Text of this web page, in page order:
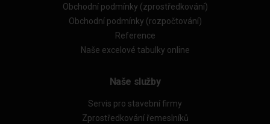
Obchodní podmínky (zprostředkování)
Obchodní podmínky (rozpočtování)
Reference
Naše excelové tabulky online
Naše služby
Servis pro stavební firmy
Zprostředkování řemeslníků